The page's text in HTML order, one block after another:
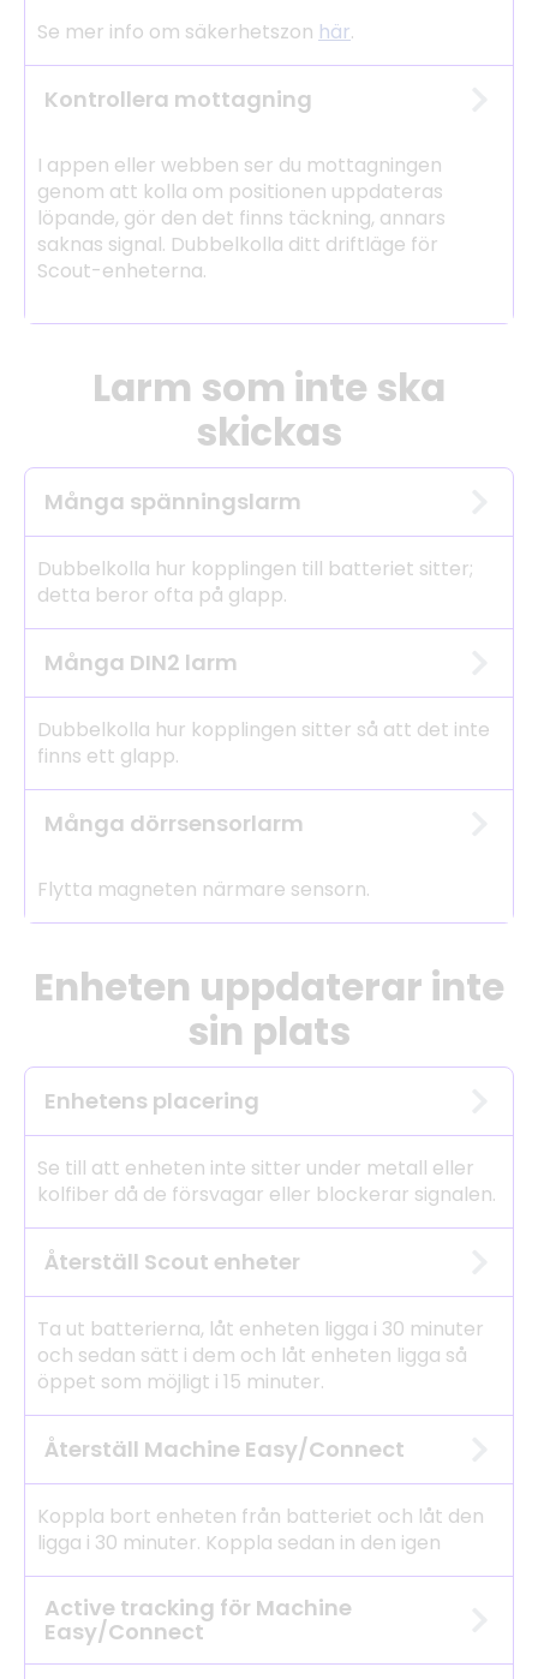
Se mer info om säkerhetszon här.
Kontrollera mottagning
I appen eller webben ser du mottagningen
genom att kolla om positionen uppdateras
löpande, gör den det finns täckning, annars
saknas signal. Dubbelkolla ditt driftläge för
Scout-enheterna.
Larm som inte ska
skickas
Många spänningslarm
Dubbelkolla hur kopplingen till batteriet sitter;
detta beror ofta på glapp.
Många DIN2 larm
Dubbelkolla hur kopplingen sitter så att det inte
finns ett glapp.
Många dörrsensorlarm
Flytta magneten närmare sensorn.
Enheten uppdaterar inte
sin plats
Enhetens placering
Se till att enheten inte sitter under metall eller
kolfiber då de försvagar eller blockerar signalen.
Återställ Scout enheter
Ta ut batterierna, låt enheten ligga i 30 minuter
och sedan sätt i dem och låt enheten ligga så
öppet som möjligt i 15 minuter.
Återställ Machine Easy/Connect
Koppla bort enheten från batteriet och låt den
ligga i 30 minuter. Koppla sedan in den igen
Active tracking för Machine
Easy/Connect